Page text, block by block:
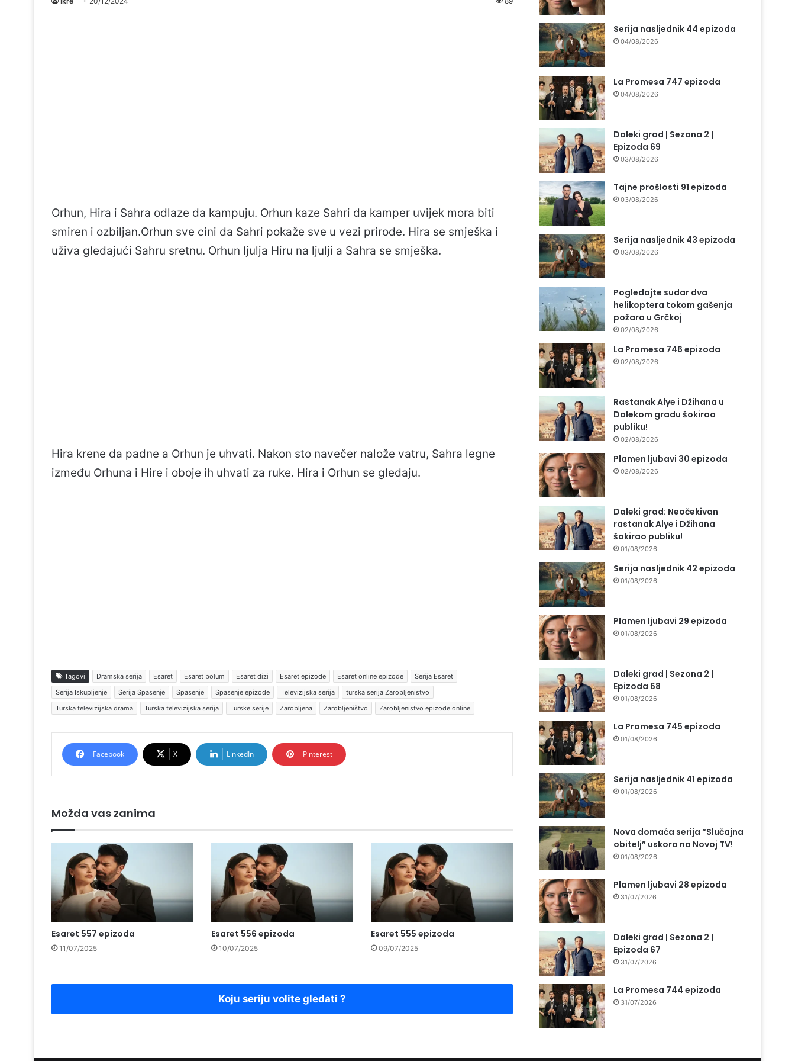
Orhun, Hira i Sahra odlaze da kampuju. Orhun kaze Sahri da kamper uvijek mora biti
smiren i ozbiljan.Orhun sve cini da Sahri pokaže sve u vezi prirode. Hira se smješka i
uživa gledajući Sahru sretnu. Orhun ljulja Hiru na ljulji a Sahra se smješka.
Hira krene da padne a Orhun je uhvati. Nakon sto navečer nalože vatru, Sahra legne
između Orhuna i Hire i oboje ih uhvati za ruke. Hira i Orhun se gledaju.
Tagovi Dramska serija Esaret Esaret bolum Esaret dizi Esaret epizode Esaret online epizode
Serija Esaret
Serija Iskupljenje
Serija Spasenje Spasenje Spasenje epizode Televizijska serija
turska serija Zarobljenistvo
Turska televizijska drama
Turska televizijska serija Turske serije Zarobljena Zarobljeništvo Zarobljenistvo epizode online
Facebook X LinkedIn Pinterest
Možda vas zanima
Esaret 557 epizoda
11/07/2025
Esaret 556 epizoda
10/07/2025
Esaret 555 epizoda
09/07/2025
Koju seriju volite gledati ?
Serija nasljednik 44 epizoda
04/08/2026
La Promesa 747 epizoda
04/08/2026
Daleki grad | Sezona 2 |
Epizoda 69
03/08/2026
Tajne prošlosti 91 epizoda
03/08/2026
Serija nasljednik 43 epizoda
03/08/2026
Pogledajte sudar dva
helikoptera tokom gašenja
požara u Grčkoj
02/08/2026
La Promesa 746 epizoda
02/08/2026
Rastanak Alye i Džihana u
Dalekom gradu šokirao
publiku!
02/08/2026
Plamen ljubavi 30 epizoda
02/08/2026
Daleki grad: Neočekivan
rastanak Alye i Džihana
šokirao publiku!
01/08/2026
Serija nasljednik 42 epizoda
01/08/2026
Plamen ljubavi 29 epizoda
01/08/2026
Daleki grad | Sezona 2 |
Epizoda 68
01/08/2026
La Promesa 745 epizoda
01/08/2026
Serija nasljednik 41 epizoda
01/08/2026
Nova domaća serija “Slučajna
obitelj” uskoro na Novoj TV!
01/08/2026
Plamen ljubavi 28 epizoda
31/07/2026
Daleki grad | Sezona 2 |
Epizoda 67
31/07/2026
La Promesa 744 epizoda
31/07/2026